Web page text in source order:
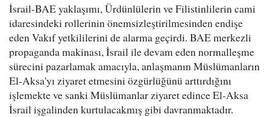
İsrail-BAE yaklaşımı, Ürdünlülerin ve Filistinlilerin cami
idaresindeki rollerinin önemsizleştirilmesinden endişe
eden Vakıf yetkililerini de alarma geçirdi. BAE merkezli
propaganda makinası, İsrail ile devam eden normalleşme
sürecini pazarlamak amacıyla, anlaşmanın Müslümanların
El-Aksa'yı ziyaret etmesini özgürlüğünü arttırdığını
işlemekte ve sanki Müslümanlar ziyaret edince El-Aksa
İsrail işgalinden kurtulacakmış gibi davranmaktadır.